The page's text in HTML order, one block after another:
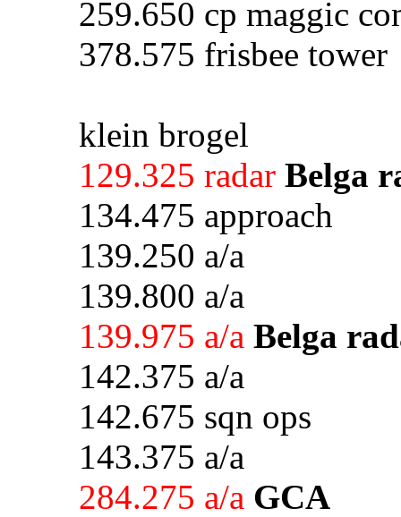
259.650 cp maggic
378.575 frisbee tower
klein brogel
129.325 radar Belga
134.475 approach
139.250 a/a
139.800 a/a
139.975 a/a Belga
142.375 a/a
142.675 sqn ops
143.375 a/a
284.275 a/a GCA